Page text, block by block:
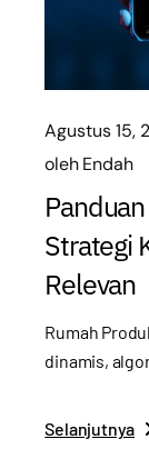
Agustus 15,
olehEndah
Strategi
Relevan
Rumah
dinamis,
Selanjutnya